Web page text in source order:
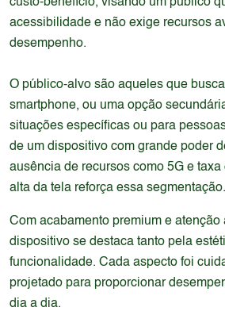
acessibilidade e não exige recursos
desempenho.
O público-alvo são aqueles que
smartphone, ou uma opção
situações específicas ou para
de um dispositivo com grande poder
ausência de recursos como 5G e
alta da tela reforça essa segmentação.
Com acabamento premium e atenção
dispositivo se destaca tanto pela
funcionalidade. Cada aspecto foi
projetado para proporcionar
dia a dia.